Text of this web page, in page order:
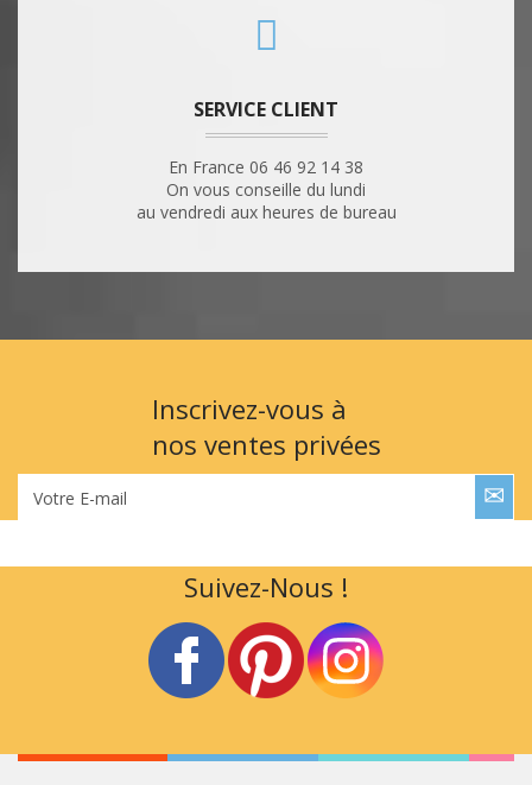
SERVICE CLIENT
En France 06 46 92 14 38
On vous conseille du lundi
au vendredi aux heures de bureau
Inscrivez-vous à
nos ventes privées
Votre E-mail
Suivez-Nous !